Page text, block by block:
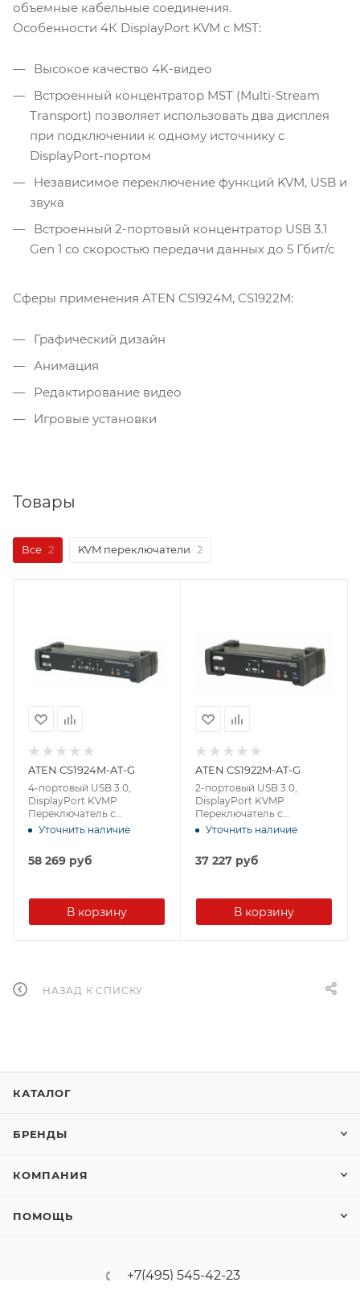
объемные кабельные соединения.
Особенности 4К DisplayPort KVM c MST:
Высокое качество 4K-видео
Встроенный концентратор MST (Multi-Stream
Transport) позволяет использовать два дисплея
при подключении к одному источнику с
DisplayPort-портом
Независимое переключение функций KVM, USB и
звука
Встроенный 2-портовый концентратор USB 3.1
Gen 1 со скоростью передачи данных до 5 Гбит/с
Сферы применения ATEN CS1924M, CS1922M:
Графический дизайн
Анимация
Редактирование видео
Игровые установки
Товары
Все 2 KVM переключатели 2
ATEN CS1924M-AT-G
4-портовый USB 3.0,
DisplayPort KVMP
Переключатель с
поддержкой 4K и MST
Уточнить наличие
58 269 руб
В корзину
ATEN CS1922M-AT-G
2-портовый USB 3.0,
DisplayPort KVMP
Переключатель с
поддержкой 4K и MST
Уточнить наличие
37 227 руб
В корзину
НАЗАД К СПИСКУ
КАТАЛОГ
БРЕНДЫ
КОМПАНИЯ
ПОМОЩЬ
+7(495) 545-42-23